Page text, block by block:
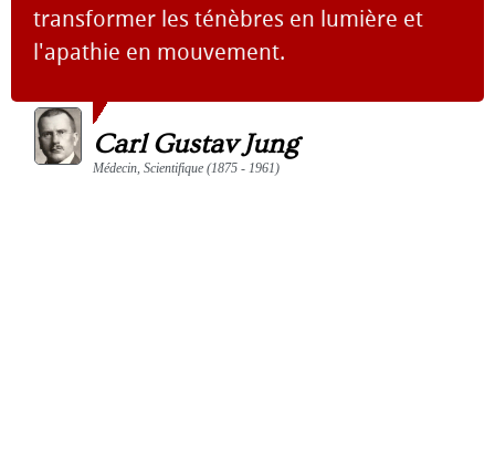
transformer les ténèbres en lumière et
l'apathie en mouvement.
Carl Gustav Jung
Médecin, Scientifique (1875 - 1961)